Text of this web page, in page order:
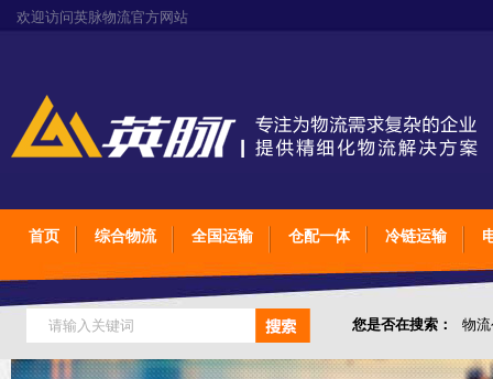
欢迎访问英脉物流官方网站
首页 综合物流 全国运输 仓配一体 冷链运输
您是否在搜索： 物
仓储综合专业定制物